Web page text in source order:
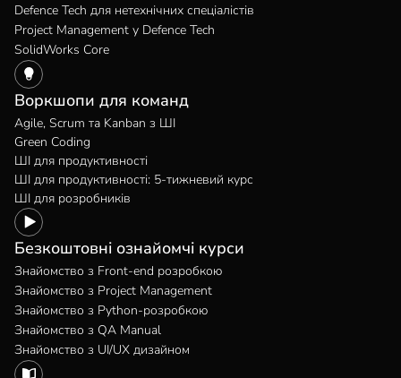
Defence Tech для нетехнічних спеціалістів
Project Management у Defence Tech
SolidWorks Core
Воркшопи для команд
Agile, Scrum та Kanban з ШІ
Green Coding
ШІ для продуктивності
ШІ для продуктивності: 5-тижневий курс
ШІ для розробників
Безкоштовні ознайомчі курси
Знайомство з Front-end розробкою
Знайомство з Project Management
Знайомство з Python-розробкою
Знайомство з QA Manual
Знайомство з UI/UX дизайном